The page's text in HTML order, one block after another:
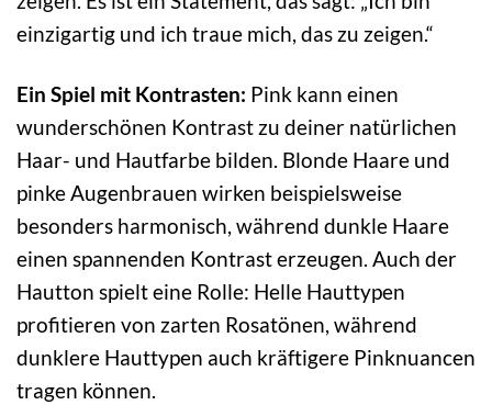
einzigartig und ich traue mich, das zu zeigen.“
Ein Spiel mit Kontrasten: Pink kann einen
wunderschönen Kontrast zu deiner natürlichen
Haar- und Hautfarbe bilden. Blonde Haare und
pinke Augenbrauen wirken beispielsweise
besonders harmonisch, während dunkle Haare
einen spannenden Kontrast erzeugen. Auch der
Hautton spielt eine Rolle: Helle Hauttypen
profitieren von zarten Rosatönen, während
dunklere Hauttypen auch kräftigere Pinknuancen
tragen können.